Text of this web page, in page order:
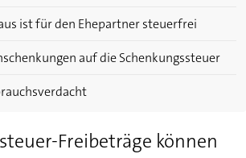
ist für den Ehepartner steuerfrei
auf die Schenkungssteuer
Freibeträge können